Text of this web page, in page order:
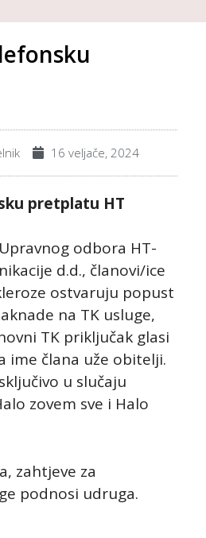
16 veljače, 2024
pretplatu HT
odbora HT-
d.d., članovi/ice
ostvaruju popust
na TK usluge,
TK priključak glasi
ime člana uže obitelji.
u slučaju
zovem sve i Halo
zahtjeve za
podnosi udruga.